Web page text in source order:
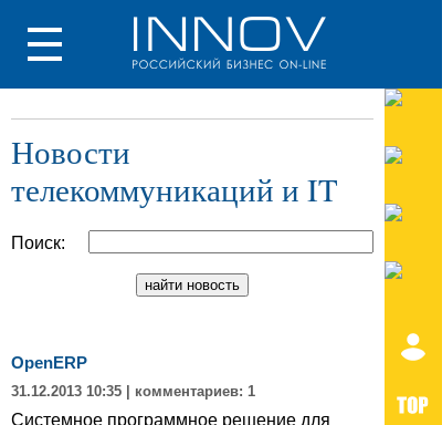
Новости
телекоммуникаций и IT
Поиск:
OpenERP
31.12.2013 10:35 | комментариев: 1
Системное программное решение для